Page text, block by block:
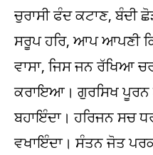
ਚੁਰਾਸੀ ਫੰਦ ਕਟਾਣ, ਬੰਦੀ
ਸਰੂਪ ਹਰਿ, ਆਪ ਆਪਣੀ
ਵਾਸਾ, ਜਿਸ ਜਨ ਰੱਖਿਆ
ਕਰਾਇਆ। ਗੁਰਸਿਖ
ਬਹਾਇੰਦਾ। ਹਰਿਜਨ ਸਚ
ਵਖਾਇੰਦਾ। ਸੰਤਨ ਜੋਤ